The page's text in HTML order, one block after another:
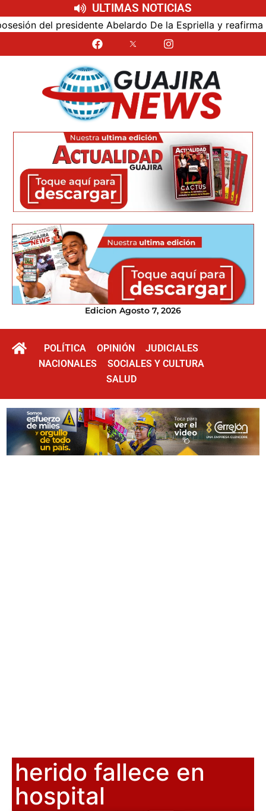
ULTIMAS NOTICIAS
del presidente Abelardo De la Espriella y reafirma su
Edicion Agosto 7, 2026
POLÍTICA OPINIÓN
JUDICIALES
NACIONALES
SOCIALES Y CULTURA
SALUD
herido fallece en
hospital